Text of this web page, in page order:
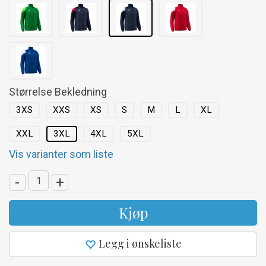
Størrelse Bekledning
3XS XXS XS S M L XL
XXL 3XL 4XL 5XL
Vis varianter som liste
- +
Kjøp
Legg i ønskeliste